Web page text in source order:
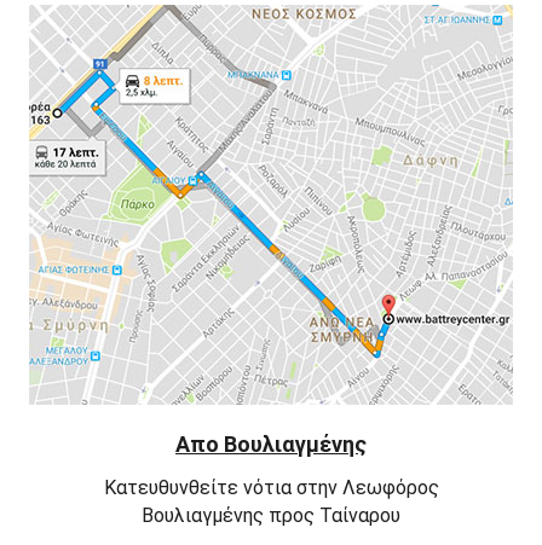
Απο Βουλιαγμένης
Κατευθυνθείτε νότιαστην Λεωφόρος
Βουλιαγμένης προς Ταίναρου